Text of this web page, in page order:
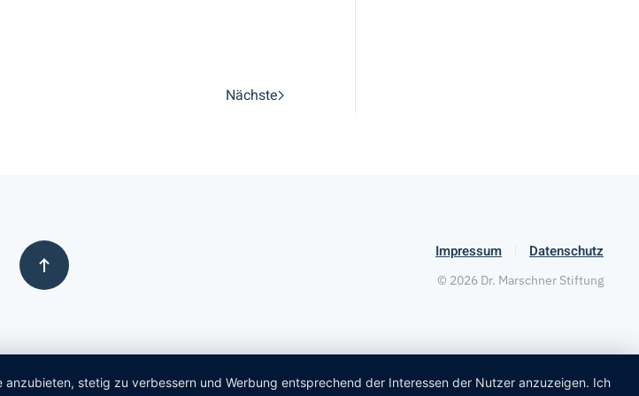
Nächste
Impressum Datenschutz
© 2026 Dr. Marschner Stiftung
stetig zu verbessern und Werbung entsprechend der Interessen der Nutzer anzuzeigen. Ich